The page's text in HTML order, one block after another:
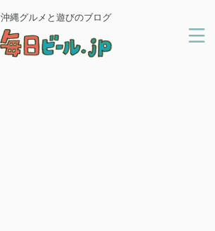
沖縄グルメと遊びのブログ